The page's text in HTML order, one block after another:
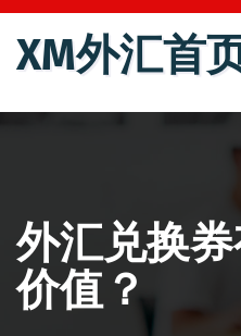
跳
XM外汇首
外汇兑换
价值？